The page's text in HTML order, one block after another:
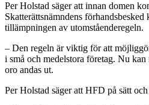
Per Holstad säger att innan domen
Skatterättsnämndens förhandsbesked
tillämpningen av utomståenderegeln.
– Den regeln är viktig för att
i små och medelstora företag. Nu
oro andas ut.
Per Holstad säger att HFD på sätt